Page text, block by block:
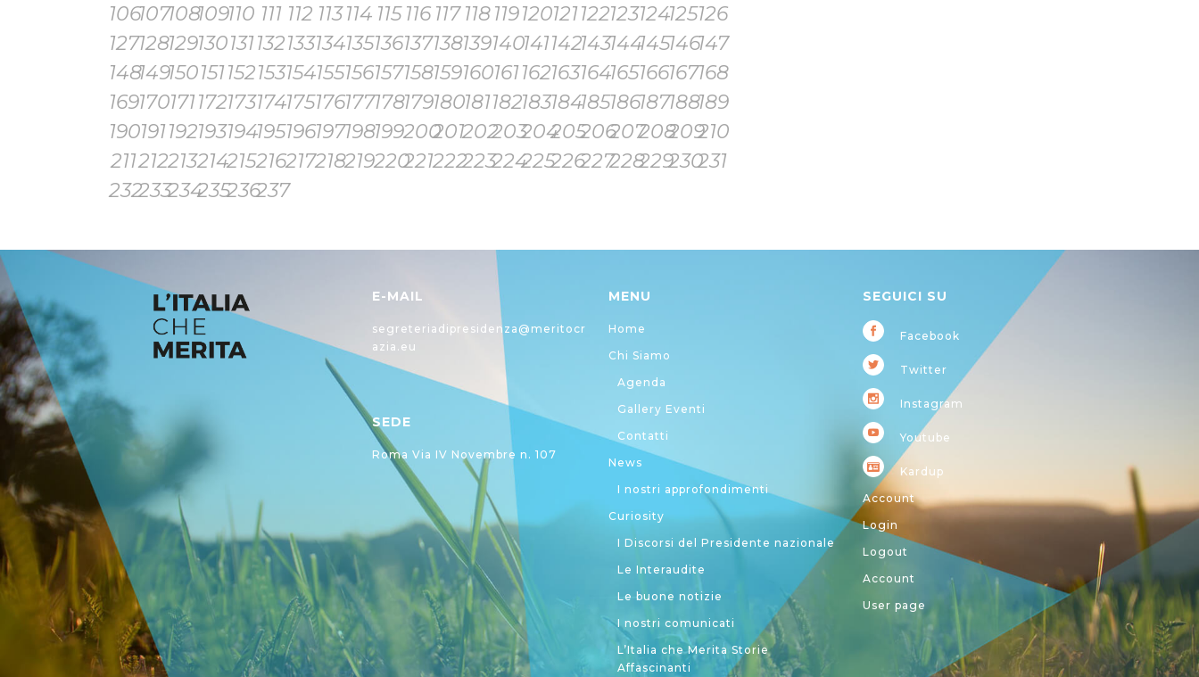
106107108109110 111 112 113 114 115 116 117 118 119120121122123124125126
127128129130131132133134135136137138139140141142143144145146147
148149150151152153154155156157158159160161162163164165166167168
169170171172173174175176177178179180181182183184185186187188189
190191192193194195196197198199200201202203204205206207208209210
211212213214215216217218219220221222223224225226227228229230231
232233234235236237
E-MAIL
segreteriadipresidenza@meritocr
azia.eu
SEDE
Roma Via IV Novembre n. 107
MENU
Home
Chi Siamo
Agenda
Gallery Eventi
Contatti
News
I nostri approfondimenti
Curiosity
I Discorsi del Presidente nazionale
Le Interaudite
Le buone notizie
I nostri comunicati
L’Italia che Merita Storie
Affascinanti
SEGUICI SU
Facebook
Twitter
Instagram
Youtube
Kardup
Account
Login
Logout
Account
User page